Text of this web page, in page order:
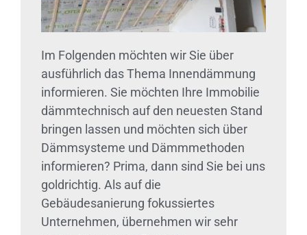
Im Folgenden möchten wir Sie über
ausführlich das Thema Innendämmung
informieren. Sie möchten Ihre Immobilie
dämmtechnisch auf den neuesten Stand
bringen lassen und möchten sich über
Dämmsysteme und Dämmmethoden
informieren? Prima, dann sind Sie bei uns
goldrichtig. Als auf die
Gebäudesanierung fokussiertes
Unternehmen, übernehmen wir sehr